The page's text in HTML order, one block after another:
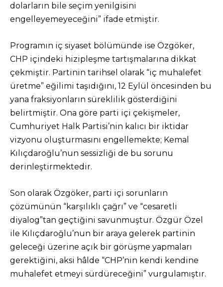
dolarların bile seçim yenilgisini
engelleyemeyeceğini” ifade etmiştir.
Programın iç siyaset bölümünde ise Özgöker,
CHP içindeki hizipleşme tartışmalarına dikkat
çekmiştir. Partinin tarihsel olarak “iç muhalefet
üretme” eğilimi taşıdığını, 12 Eylül öncesinden bu
yana fraksiyonların süreklilik gösterdiğini
belirtmiştir. Ona göre parti içi çekişmeler,
Cumhuriyet Halk Partisi’nin kalıcı bir iktidar
vizyonu oluşturmasını engellemekte; Kemal
Kılıçdaroğlu’nun sessizliği de bu sorunu
derinleştirmektedir.
Son olarak Özgöker, parti içi sorunların
çözümünün “karşılıklı çağrı” ve “cesaretli
diyalog”tan geçtiğini savunmuştur. Özgür Özel
ile Kılıçdaroğlu’nun bir araya gelerek partinin
geleceği üzerine açık bir görüşme yapmaları
gerektiğini, aksi hâlde “CHP’nin kendi kendine
muhalefet etmeyi sürdüreceğini” vurgulamıştır.